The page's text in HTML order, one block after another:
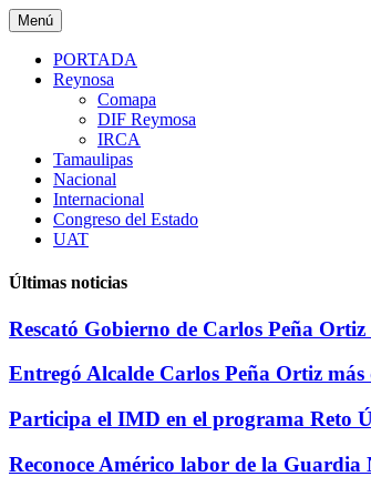
Saltar
al
contenido
Menú
PORTADA
Reynosa
Comapa
DIF Reymosa
IRCA
Tamaulipas
Nacional
Internacional
Congreso del Estado
UAT
Últimas noticias
Rescató Gobierno de Carlos Peña Ortiz
Entregó Alcalde Carlos Peña Ortiz
Participa el IMD en el programa Reto
Reconoce Américo labor de la